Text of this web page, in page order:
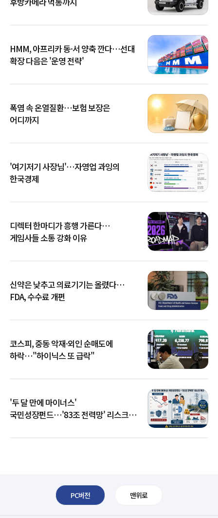
HMM, 아프리카 동·서 양축 깐다…선대
확장 다음은 '운영 전략'
폭염 속 온열질환…보험 보장은
어디까지
'여기저기 사장님'…자영업 과잉의
한국경제
디렉터 한마디가 흥행 가른다…
게임사들 소통 강화 이유
신약은 낮추고 의료기기는 올렸다…
FDA, 수수료 개편
코스피, 중동 악재·외인 순매도에
하락…"하이닉스 또 급락"
'두 달 만에 마이너스'
국민성장펀드…'83조 전력망' 리스크
PC버전 맨위로